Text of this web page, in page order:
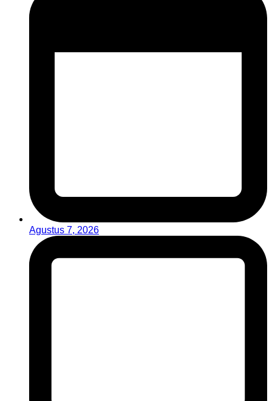
Agustus 7, 2026